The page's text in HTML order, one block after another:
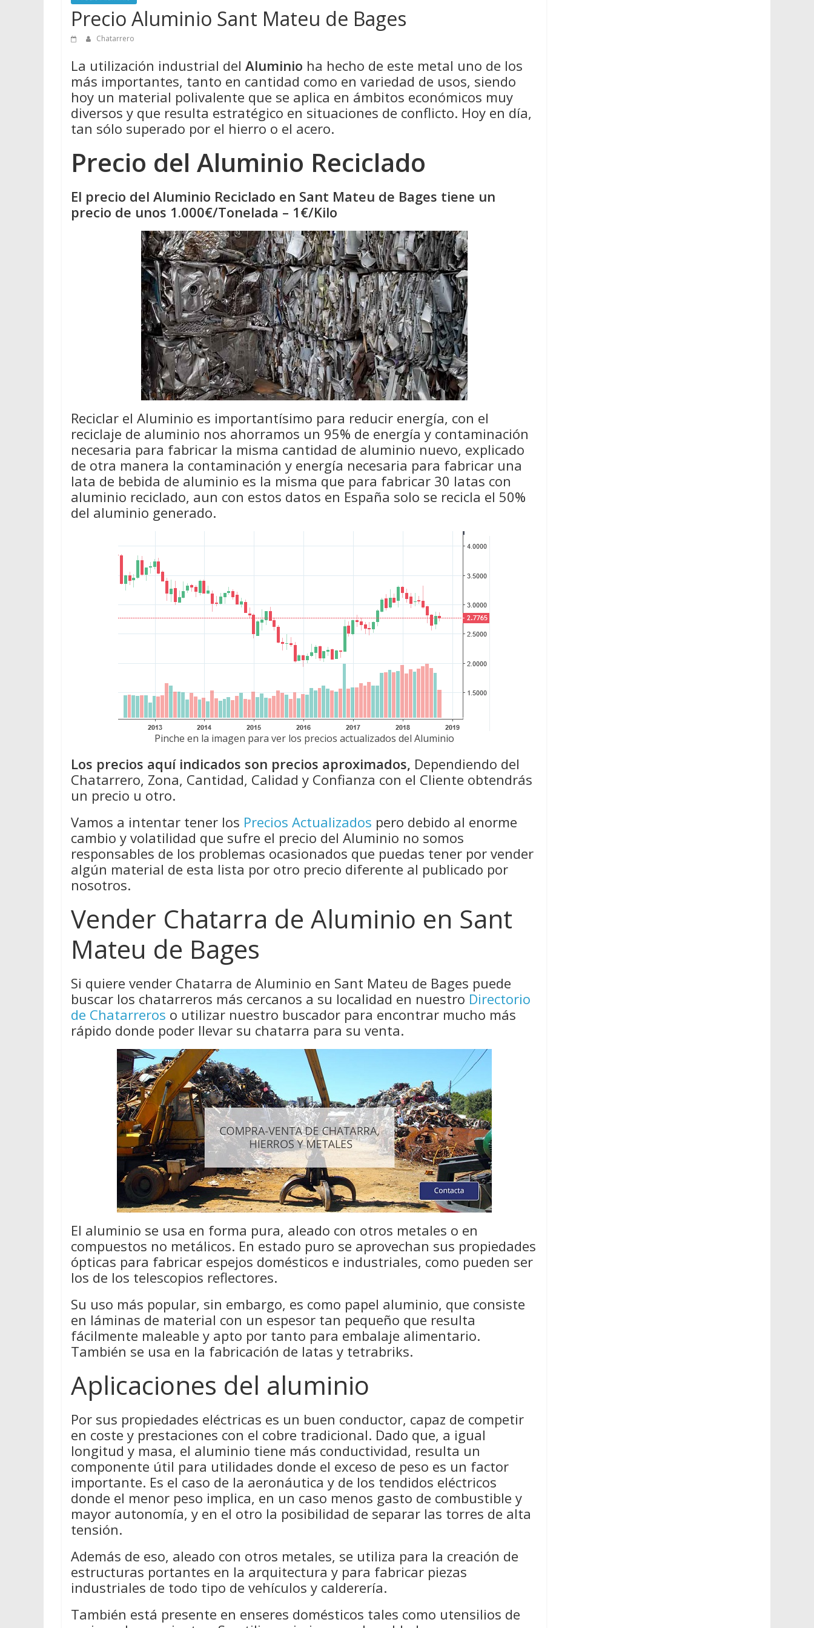
Precio Aluminio Sant Mateu de Bages
Chatarrero
La utilización industrial del Aluminio ha hecho de este metal uno de los
más importantes, tanto en cantidad como en variedad de usos, siendo
hoy un material polivalente que se aplica en ámbitos económicos muy
diversos y que resulta estratégico en situaciones de conflicto. Hoy en día,
tan sólo superado por el hierro o el acero.
Precio del Aluminio Reciclado
El precio del Aluminio Reciclado en Sant Mateu de Bages tiene un
precio de unos 1.000€/Tonelada – 1€/Kilo
Reciclar el Aluminio es importantísimo para reducir energía, con el
reciclaje de aluminio nos ahorramos un 95% de energía y contaminación
necesaria para fabricar la misma cantidad de aluminio nuevo, explicado
de otra manera la contaminación y energía necesaria para fabricar una
lata de bebida de aluminio es la misma que para fabricar 30 latas con
aluminio reciclado, aun con estos datos en España solo se recicla el 50%
del aluminio generado.
Pinche en la imagen para ver los precios actualizados del Aluminio
Los precios aquí indicados son precios aproximados, Dependiendo del
Chatarrero, Zona, Cantidad, Calidad y Confianza con el Cliente obtendrás
un precio u otro.
Vamos a intentar tener los Precios Actualizados pero debido al enorme
cambio y volatilidad que sufre el precio del Aluminio no somos
responsables de los problemas ocasionados que puedas tener por vender
algún material de esta lista por otro precio diferente al publicado por
nosotros.
Vender Chatarra de Aluminio en Sant
Mateu de Bages
Si quiere vender Chatarra de Aluminio en Sant Mateu de Bages puede
buscar los chatarreros más cercanos a su localidad en nuestro Directorio
de Chatarreros o utilizar nuestro buscador para encontrar mucho más
rápido donde poder llevar su chatarra para su venta.
El aluminio se usa en forma pura, aleado con otros metales o en
compuestos no metálicos. En estado puro se aprovechan sus propiedades
ópticas para fabricar espejos domésticos e industriales, como pueden ser
los de los telescopios reflectores.
Su uso más popular, sin embargo, es como papel aluminio, que consiste
en láminas de material con un espesor tan pequeño que resulta
fácilmente maleable y apto por tanto para embalaje alimentario.
También se usa en la fabricación de latas y tetrabriks.
Aplicaciones del aluminio
Por sus propiedades eléctricas es un buen conductor, capaz de competir
en coste y prestaciones con el cobre tradicional. Dado que, a igual
longitud y masa, el aluminio tiene más conductividad, resulta un
componente útil para utilidades donde el exceso de peso es un factor
importante. Es el caso de la aeronáutica y de los tendidos eléctricos
donde el menor peso implica, en un caso menos gasto de combustible y
mayor autonomía, y en el otro la posibilidad de separar las torres de alta
tensión.
Además de eso, aleado con otros metales, se utiliza para la creación de
estructuras portantes en la arquitectura y para fabricar piezas
industriales de todo tipo de vehículos y calderería.
También está presente en enseres domésticos tales como utensilios de